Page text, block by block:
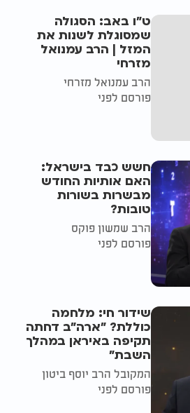
ט"ו באב: הסגולה
שמסוגלת לשנות את
המזל | הרב עמנואל
מזרחי
הרב עמנואל מזרחי
פורסם לפני
חשש כבד בישראל:
האם אותיות החודש
מבשרות בשורות
טובות?
הרב שמשון פוקס
פורסם לפני
שידור חי: מלחמה
כוללת? ״ארה"ב דחתה
תקיפה באיראן במהלך
השבת״
המקובל הרב יוסף ביטון
פורסם לפני